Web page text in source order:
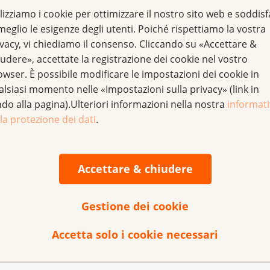
i cookie per ottimizzare il nostro sito web e
le esigenze degli utenti. Poiché rispettiamo la vostra
vi chiediamo il consenso. Cliccando su «Accettare &
accettate la registrazione dei cookie nel vostro
È possibile modificare le impostazioni dei cookie in
momento nelle «Impostazioni sulla privacy» (link in
alla pagina).Ulteriori informazioni nella nostra
protezione dei dati.
Accettare & chiudere
Gestione dei cookie
Accetta solo i cookie necessari
buona notizia è che
prevenire. Possiamo
e fare qualcosa per la
il rischio di cancro. A
o di vita
precoce
in caso di sintomi
modi. Per questo è
sintomi e
aumentano le
sostegno